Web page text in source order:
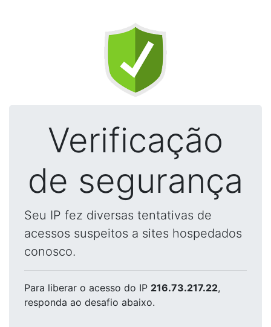
Verificação
de segurança
Seu IP fez diversas tentativas de
acessos suspeitos a sites hospedados
conosco.
Para liberar o acesso do IP 216.73.217.22,
responda ao desafio abaixo.